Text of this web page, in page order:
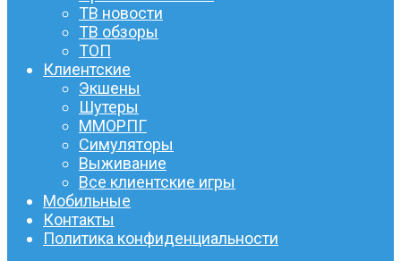
ТВ новости
ТВ обзоры
ТОП
Клиентские
Экшены
Шутеры
ММОРПГ
Симуляторы
Выживание
Все клиентские игры
Мобильные
Контакты
Политика конфиденциальности